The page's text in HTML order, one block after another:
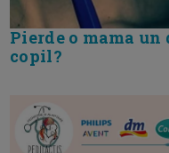
Pierde o mama
copil?